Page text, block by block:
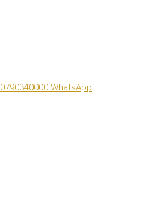
0790340000 WhatsApp